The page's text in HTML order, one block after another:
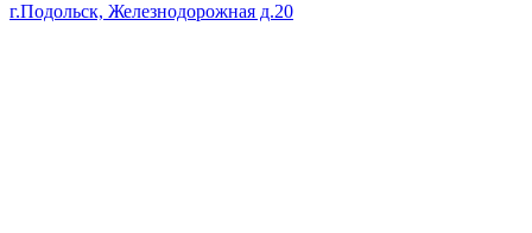
г.Подольск, Железнодорожная д.20